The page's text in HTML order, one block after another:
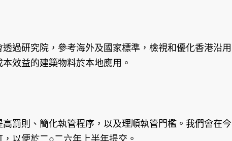
過研究院，參考海外及國家標準，檢視和優化香港沿用
效益的建築物料於本地應用。
罰則、簡化執管程序，以及理順執管門檻。我們會在今
以便於二○二六年上半年提交。